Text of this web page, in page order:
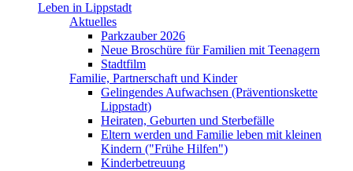
Leben in Lippstadt
Aktuelles
Parkzauber 2026
Neue Broschüre für Familien mit Teenagern
Stadtfilm
Familie, Partnerschaft und Kinder
Gelingendes Aufwachsen (Präventionskette
Lippstadt)
Heiraten, Geburten und Sterbefälle
Eltern werden und Familie leben mit kleinen
Kindern ("Frühe Hilfen")
Kinderbetreuung